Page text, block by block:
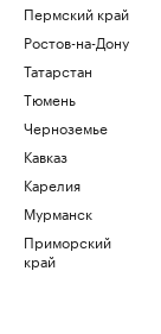
Пермский край
Ростов-на-Дону
Татарстан
Тюмень
Черноземье
Кавказ
Карелия
Мурманск
Приморский
край